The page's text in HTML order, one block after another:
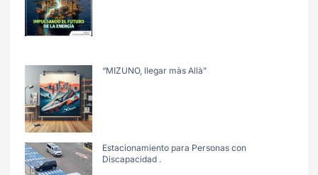
“MIZUNO, llegar màs Allà”
Estacionamiento para Personas con
Discapacidad .